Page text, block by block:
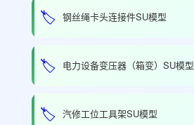
🏷️ 钢丝绳卡头连接件SU模型
🏷️ 电力设备变压器（箱变）SU模型
🏷️ 汽修工位工具架SU模型